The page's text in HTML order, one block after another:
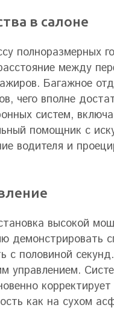
в салоне
полноразмерных
между
Багажное
чего вполне
систем,
помощник с
водителя и
высокой
демонстрировать
с половиной
управлением.
как на сухом